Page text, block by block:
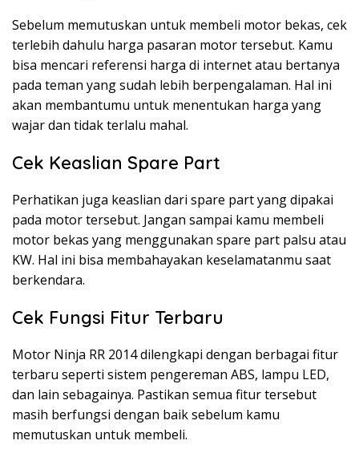
Sebelum memutuskan untuk membeli motor bekas, cek
terlebih dahulu harga pasaran motor tersebut. Kamu
bisa mencari referensi harga di internet atau bertanya
pada teman yang sudah lebih berpengalaman. Hal ini
akan membantumu untuk menentukan harga yang
wajar dan tidak terlalu mahal.
Cek Keaslian Spare Part
Perhatikan juga keaslian dari spare part yang dipakai
pada motor tersebut. Jangan sampai kamu membeli
motor bekas yang menggunakan spare part palsu atau
KW. Hal ini bisa membahayakan keselamatanmu saat
berkendara.
Cek Fungsi Fitur Terbaru
Motor Ninja RR 2014 dilengkapi dengan berbagai fitur
terbaru seperti sistem pengereman ABS, lampu LED,
dan lain sebagainya. Pastikan semua fitur tersebut
masih berfungsi dengan baik sebelum kamu
memutuskan untuk membeli.